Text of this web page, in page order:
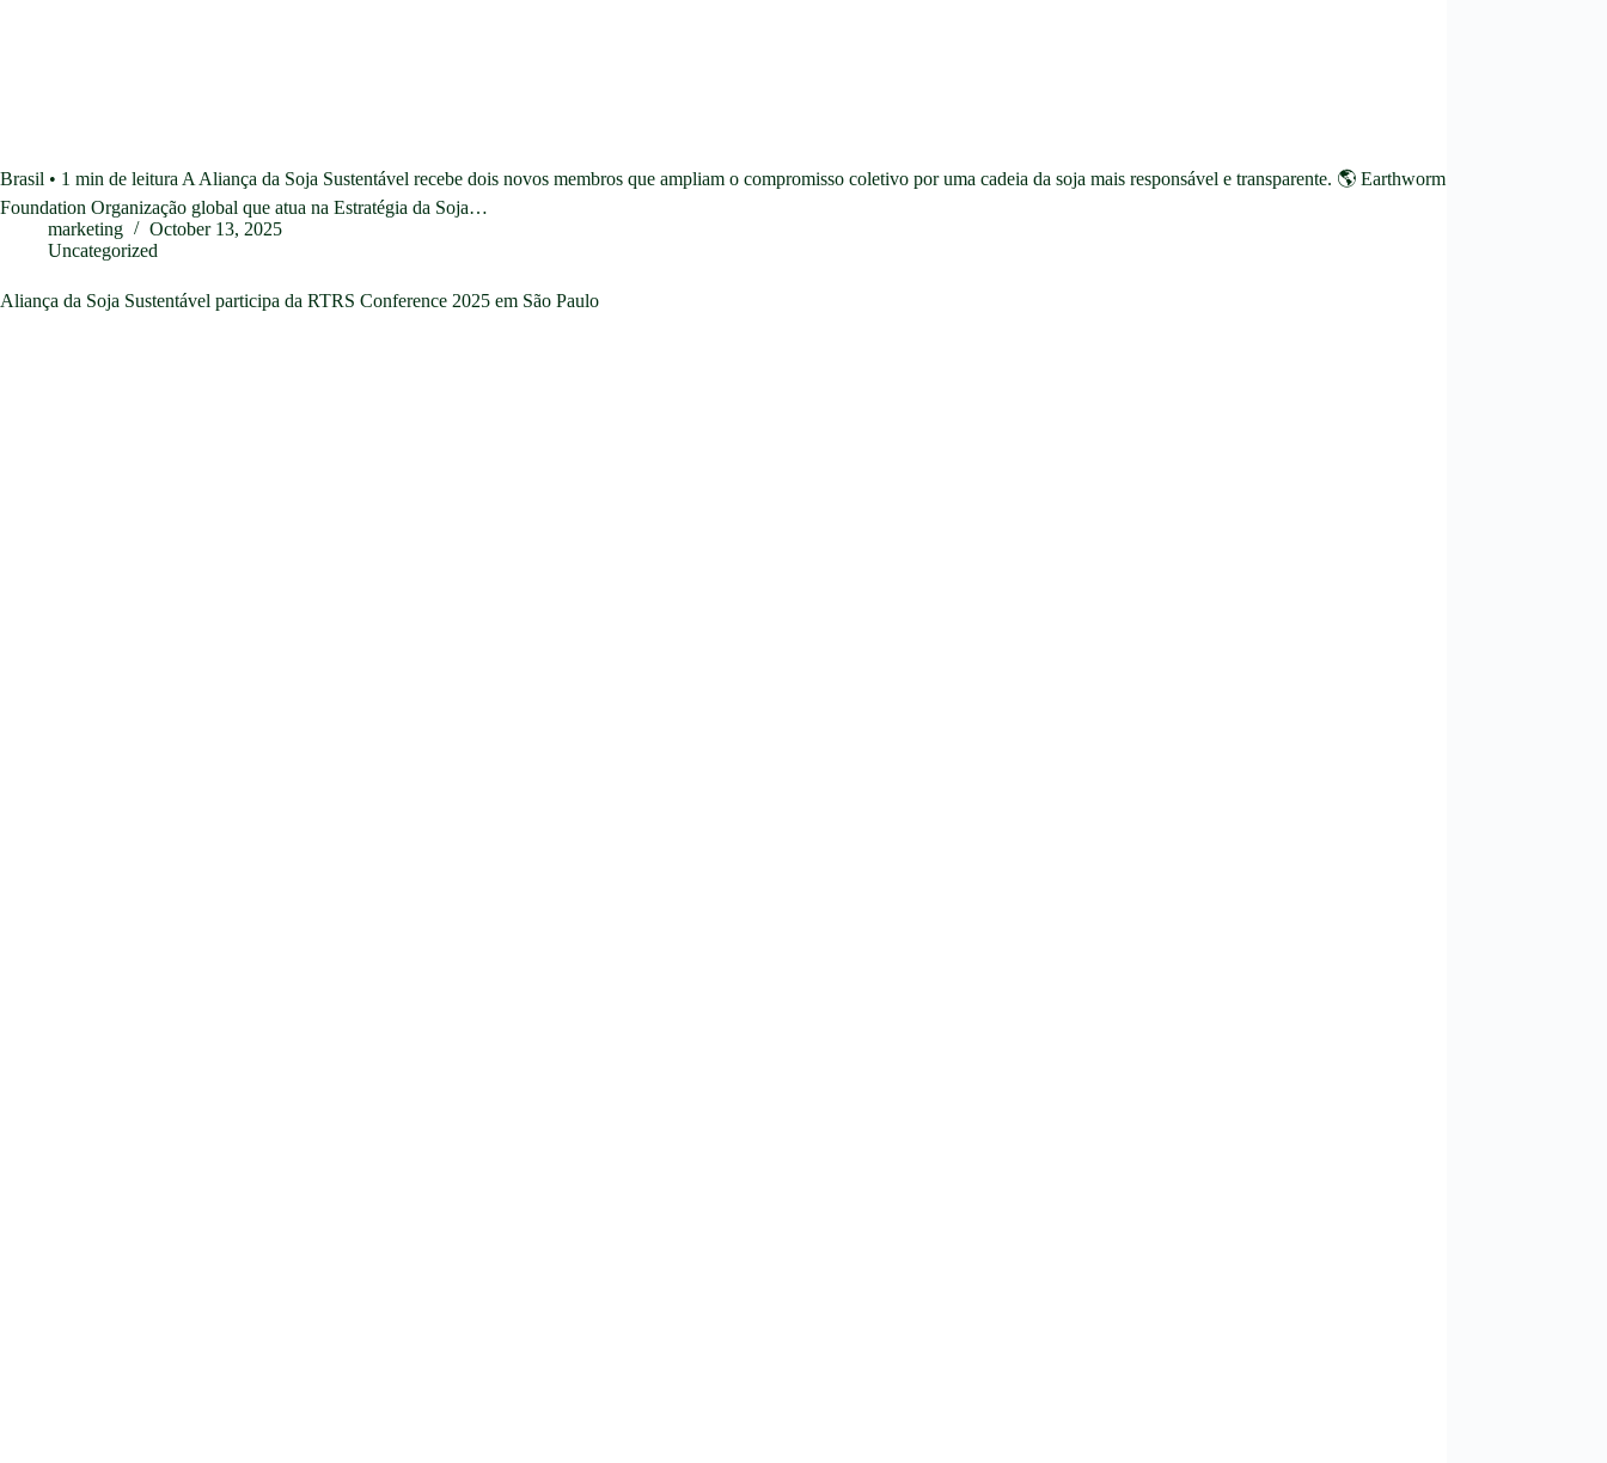
Brasil • 1 min de leitura A Aliança da Soja Sustentável recebe dois novos membros que ampliam o compromisso coletivo por uma cadeia da soja mais responsável e transparente. 🌎 Earthworm
Foundation Organização global que atua na Estratégia da Soja…
marketing
October 13, 2025
Uncategorized
Aliança da Soja Sustentável participa da RTRS Conference 2025 em São Paulo